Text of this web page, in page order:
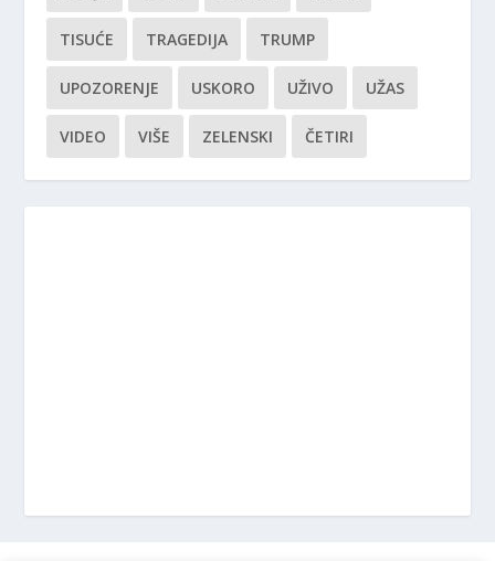
TISUĆE TRAGEDIJA TRUMP
UPOZORENJE USKORO UŽIVO UŽAS
VIDEO VIŠE ZELENSKI ČETIRI